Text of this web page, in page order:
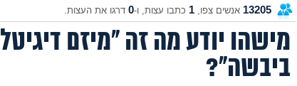
13205 אנשים צפו, 1 כתבו עצות, ו-0 דרגו את העצות.
מישהו יודע מה זה "מיזם דיגיטל
ביבשה"?